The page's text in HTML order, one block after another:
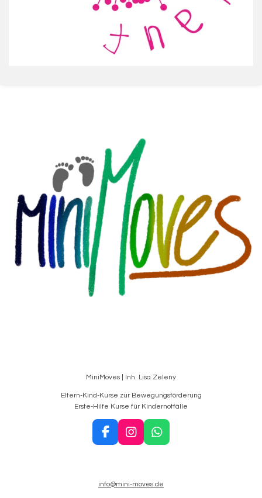
MiniMoves | Inh. Lisa Zeleny
Eltern-Kind-Kurse zur Bewegungsförderung
Erste-Hilfe Kurse für Kindernotfälle
F
a
b
I
n
a
W
h
s
info@mini-moves.de